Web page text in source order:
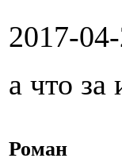
2017-
а что за
Роман